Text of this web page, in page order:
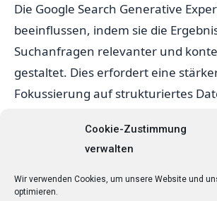
Cookie-Zustimmung
verwalten
Wir verwenden Cookies, um unsere Website und
optimieren.
Die Google Search Generative
beeinflussen, indem sie die
Suchanfragen relevanter und
gestaltet. Dies erfordert eine
Fokussierung auf strukturiertes
semantische Sichtbarkeit können
erstellt werden.
Wichtigste Maßnahmen: